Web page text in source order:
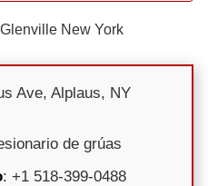
Ave, Alplaus, NY
de grúas
: +1 518-399-0488